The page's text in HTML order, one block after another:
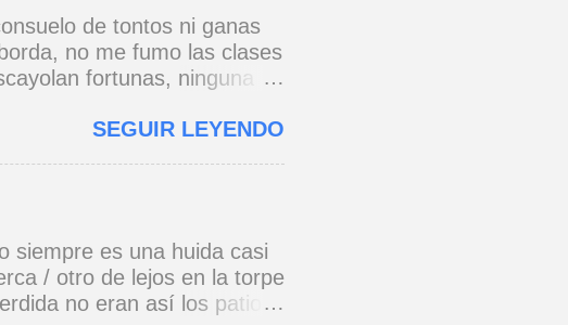
de tontos ni ganas
no me fumo las clases
fortunas, ninguna
Porque chuzos de punta
ni vencidos ni
campanas con mil gramos
los gurús posmodernos
se pasa mucho frío.
SEGUIR LEYENDO
siempre es una huida casi
/ otro de lejos en la torpe
no eran así los patios